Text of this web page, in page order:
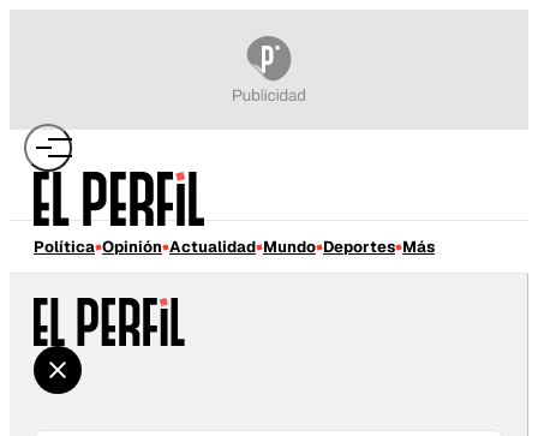
Política Opinión Actualidad Mundo Deportes Más